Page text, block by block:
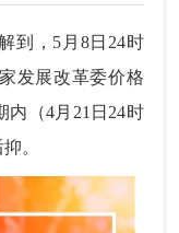
，5月8日24时
发展改革委价格
内（4月21日24时
。